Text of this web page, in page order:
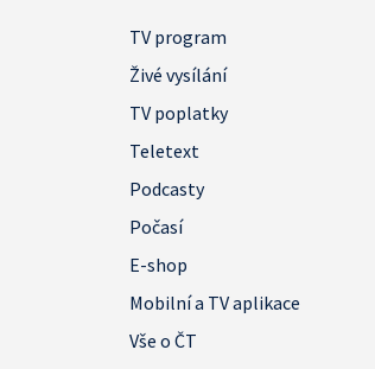
TV program
Živé vysílání
TV poplatky
Teletext
Podcasty
Počasí
E-shop
Mobilní a TV aplikace
Vše o ČT